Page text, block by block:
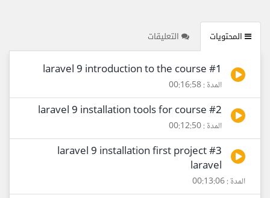
المحتويات التعليقات
#1 laravel 9 introduction to the course
المدة : 00:16:58
#2 laravel 9 installation tools for course
المدة : 00:12:50
#3 laravel 9 installation first project
laravel
المدة : 00:13:06